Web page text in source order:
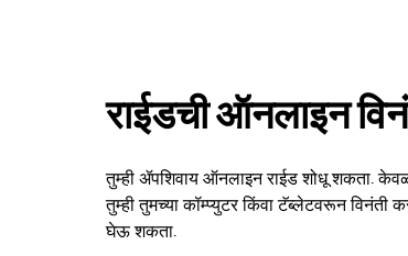
राईडची ऑनलाइन
तुम्ही ॲपशिवाय ऑनलाइन राईड शोधू शकता.
तुम्ही तुमच्या कॉम्प्युटर किंवा टॅब्लेटवरून विनंती
घेऊ शकता.